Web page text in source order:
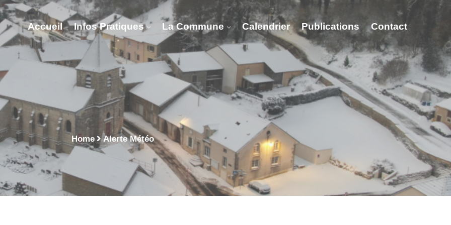
Accueil Infos Pratiques La Commune Calendrier Publications Contact
Météo - Vitry Lès Nogent
Home Alerte Météo